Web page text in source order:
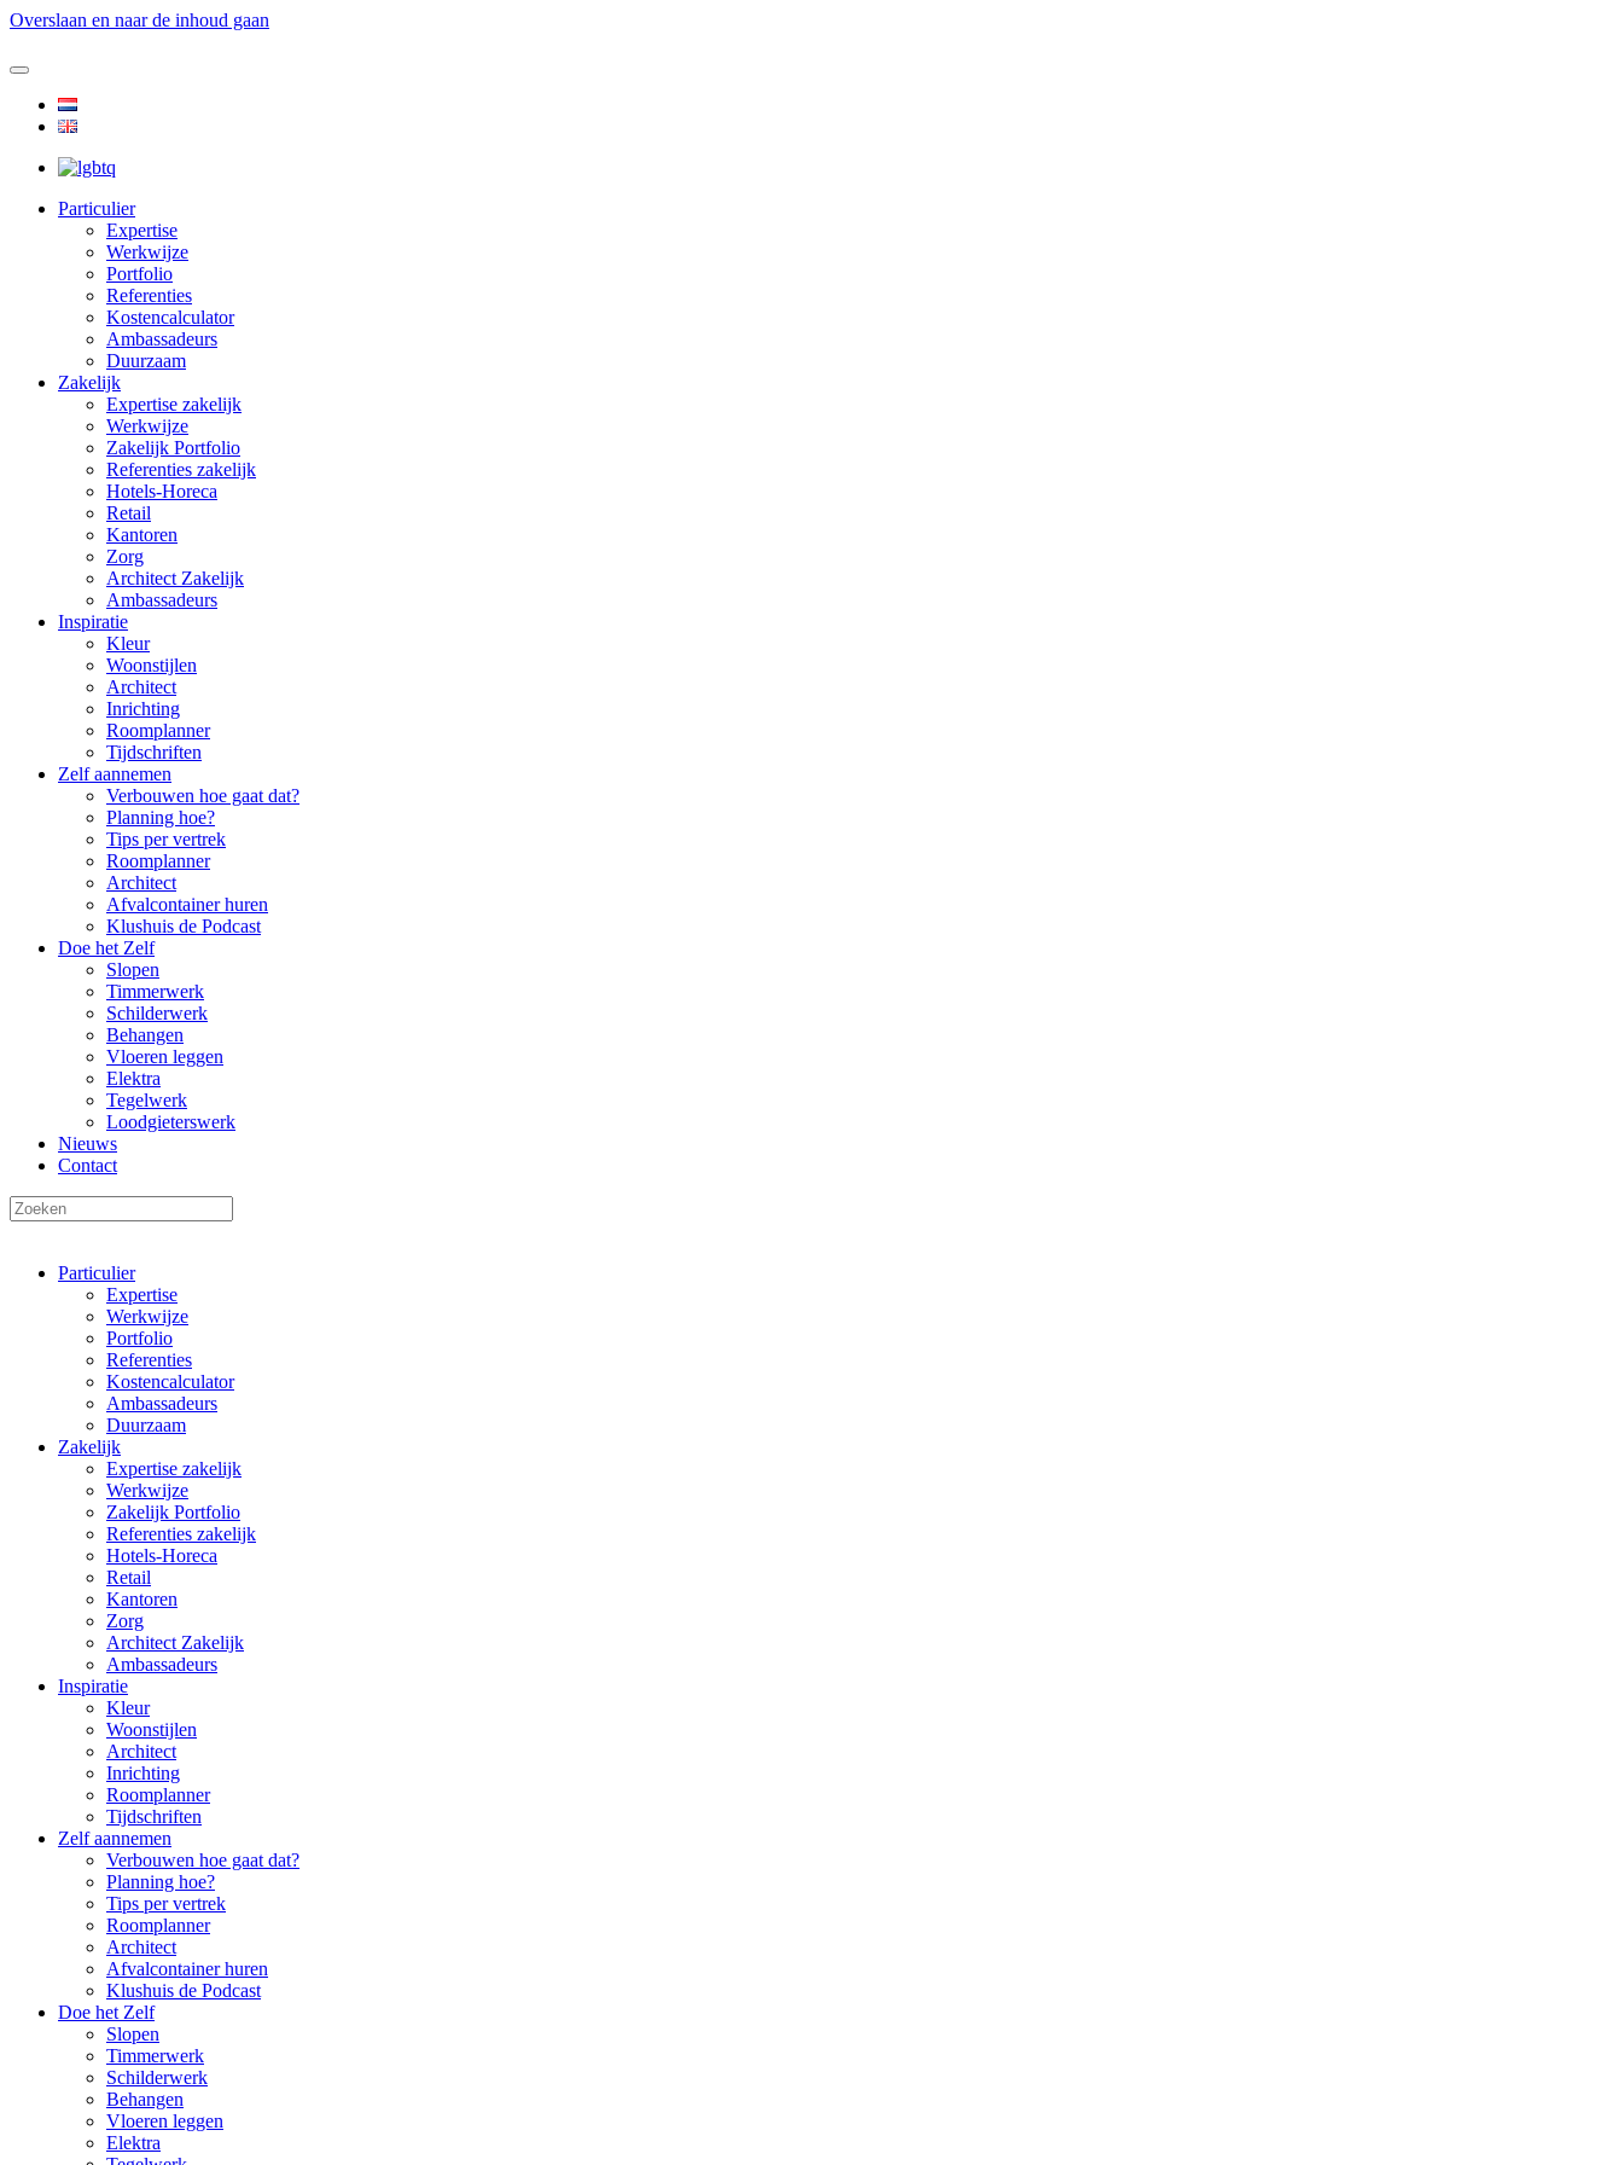
Overslaan en naar de inhoud gaan
Particulier
Expertise
Werkwijze
Portfolio
Referenties
Kostencalculator
Ambassadeurs
Duurzaam
Zakelijk
Expertise zakelijk
Werkwijze
Zakelijk Portfolio
Referenties zakelijk
Hotels-Horeca
Retail
Kantoren
Zorg
Architect Zakelijk
Ambassadeurs
Inspiratie
Kleur
Woonstijlen
Architect
Inrichting
Roomplanner
Tijdschriften
Zelf aannemen
Verbouwen hoe gaat dat?
Planning hoe?
Tips per vertrek
Roomplanner
Architect
Afvalcontainer huren
Klushuis de Podcast
Doe het Zelf
Slopen
Timmerwerk
Schilderwerk
Behangen
Vloeren leggen
Elektra
Tegelwerk
Loodgieterswerk
Nieuws
Contact
Particulier
Expertise
Werkwijze
Portfolio
Referenties
Kostencalculator
Ambassadeurs
Duurzaam
Zakelijk
Expertise zakelijk
Werkwijze
Zakelijk Portfolio
Referenties zakelijk
Hotels-Horeca
Retail
Kantoren
Zorg
Architect Zakelijk
Ambassadeurs
Inspiratie
Kleur
Woonstijlen
Architect
Inrichting
Roomplanner
Tijdschriften
Zelf aannemen
Verbouwen hoe gaat dat?
Planning hoe?
Tips per vertrek
Roomplanner
Architect
Afvalcontainer huren
Klushuis de Podcast
Doe het Zelf
Slopen
Timmerwerk
Schilderwerk
Behangen
Vloeren leggen
Elektra